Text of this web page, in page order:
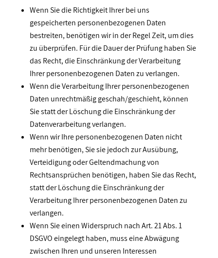
Wenn Sie die Richtigkeit Ihrer bei uns
gespeicherten personenbezogenen Daten
bestreiten, benötigen wir in der Regel Zeit, um dies
zu überprüfen. Für die Dauer der Prüfung haben Sie
das Recht, die Einschränkung der Verarbeitung
Ihrer personenbezogenen Daten zu verlangen.
Wenn die Verarbeitung Ihrer personenbezogenen
Daten unrechtmäßig geschah/geschieht, können
Sie statt der Löschung die Einschränkung der
Datenverarbeitung verlangen.
Wenn wir Ihre personenbezogenen Daten nicht
mehr benötigen, Sie sie jedoch zur Ausübung,
Verteidigung oder Geltendmachung von
Rechtsansprüchen benötigen, haben Sie das Recht,
statt der Löschung die Einschränkung der
Verarbeitung Ihrer personenbezogenen Daten zu
verlangen.
Wenn Sie einen Widerspruch nach Art. 21 Abs. 1
DSGVO eingelegt haben, muss eine Abwägung
zwischen Ihren und unseren Interessen